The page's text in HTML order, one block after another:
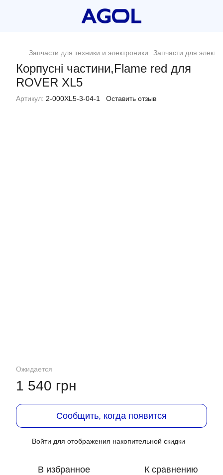
Запчасти для техники и электроники Запчасти для
Корпусні частини,Flame red для
ROVER XL5
Артикул: 2-000XL5-3-04-1 Оставить отзыв
Ожидается
1 540 грн
Сообщить, когда появится
Войти для отображения накопительной скидки
В избранное К сравнению